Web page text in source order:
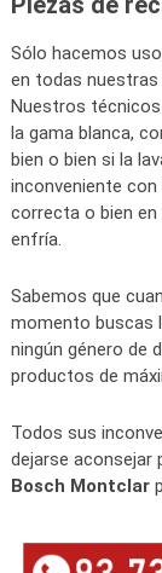
Sólo hacemos
en todas
Nuestros
la gama blanca,
bien o bien si la
inconveniente
correcta o bien
enfría.
Sabemos que
momento buscas
ningún género de
productos de
Todos sus
dejarse aconsejar
Bosch Montclar